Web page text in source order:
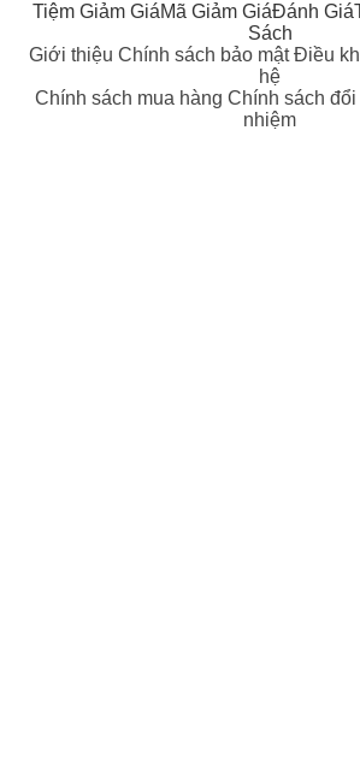
Tiệm Giảm GiáMã Giảm GiáĐánh Giá
Sách
Giới thiệu Chính sách bảo mật Điều
hệ
Chính sách mua hàng Chính sách đổi
nhiệm